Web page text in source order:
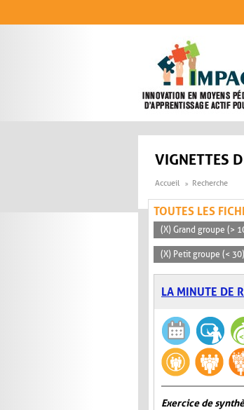
VIGNETTES
Accueil Recherche
TOUTES LES
(X) Grand groupe (>
(X) Petit groupe (< 30)
LA MINUTE DE
Exercice de